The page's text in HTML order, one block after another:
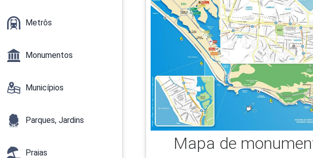
Metrôs
Monumentos
Municípios
Parques, Jardins
Praias Mapa de